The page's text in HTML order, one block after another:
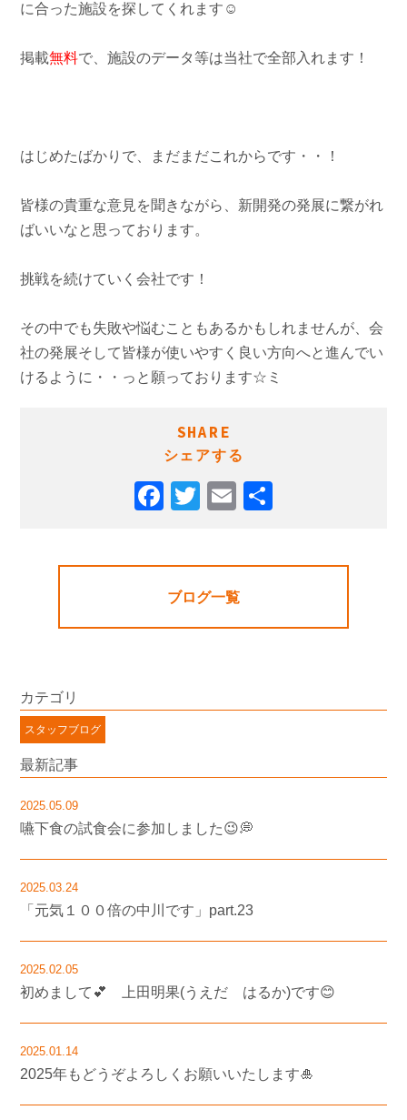
に合った施設を探してくれます☺
掲載無料で、施設のデータ等は当社で全部入れます！
はじめたばかりで、まだまだこれからです・・！
皆様の貴重な意見を聞きながら、新開発の発展に繋がれ
ばいいなと思っております。
挑戦を続けていく会社です！
その中でも失敗や悩むこともあるかもしれませんが、会
社の発展そして皆様が使いやすく良い方向へと進んでい
けるように・・っと願っております☆ミ
SHARE
シェアする
ブログ一覧
カテゴリ
スタッフブログ
最新記事
2025.05.09
嚥下食の試食会に参加しました😉💭
2025.03.24
「元気１００倍の中川です」part.23
2025.02.05
初めまして💕 上田明果(うえだ はるか)です😊
2025.01.14
2025年もどうぞよろしくお願いいたします🎍